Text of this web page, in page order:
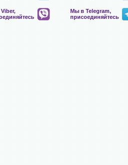
Мы в Telegram,
присоединяйтесь